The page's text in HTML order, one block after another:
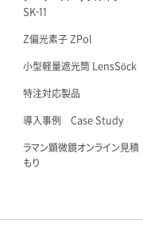
SK-11
Z偏光素子 ZPol
小型軽量遮光筒 LensSöck
特注対応製品
導入事例 Case Study
ラマン顕微鏡オンライン見積
もり